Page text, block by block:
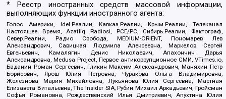
* Реестр иностранных средств массовой информации,
выполняющих функции иностранного агента:
Голос Америки, Idel.Реалии, Кавказ.Реалии, Крым.Реалии, Телеканал
Настоящее Время, Azatliq Radiosi, PCE/PC, Сибирь.Реалии, Фактограф,
Север.Реалии, Радио Свобода, MEDIUM-ORIENT, Пономарев Лев
Александрович, Савицкая Людмила Алексеевна, Маркелов Сергей
Евгеньевич, Камалягин Денис Николаевич, Апахончич Дарья
Александровна, Medusa Project, Первое антикоррупционное СМИ, VTimes.io,
Баданин Роман Сергеевич, Гликин Максим Александрович, Маняхин Петр
Борисович, Ярош Юлия Петровна, Чуракова Ольга Владимировна,
Железнова Мария Михайловна, Лукьянова Юлия Сергеевна, Маетная
Елизавета Витальевна, The Insider SIA, Рубин Михаил Аркадьевич, Гройсман
Софья Романовна, Рождественский Илья Дмитриевич, Апухтина Юлия